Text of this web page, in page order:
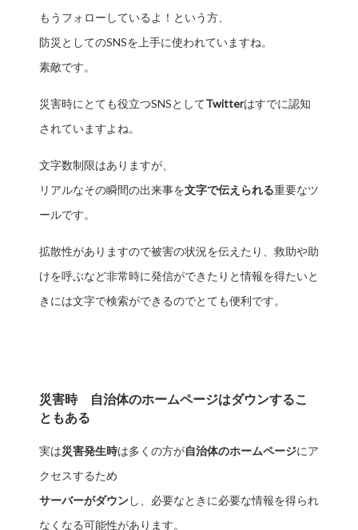
もうフォローしているよ！という方、
防災としてのSNSを上手に使われていますね。
素敵です。
災害時にとても役立つSNSとしてTwitterはすでに認知
されていますよね。
文字数制限はありますが、
リアルなその瞬間の出来事を文字で伝えられる重要なツ
ールです。
拡散性がありますので被害の状況を伝えたり、救助や助
けを呼ぶなど非常時に発信ができたりと情報を得たいと
きには文字で検索ができるのでとても便利です。
災害時 自治体のホームページはダウンするこ
ともある
実は災害発生時は多くの方が自治体のホームページにア
クセスするため
サーバーがダウンし、必要なときに必要な情報を得られ
なくなる可能性があります。